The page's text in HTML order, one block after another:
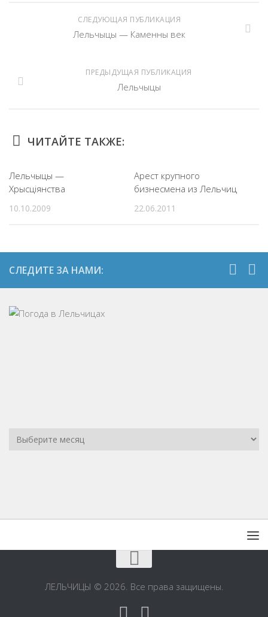
СЛЕДУЮЩАЯ ПУБЛИКАЦИЯ
Лельчыцы — Каменны век
ПРЕДЫДУЩАЯ ПУБЛИКАЦИЯ
Лельчыцы
ЧИТАЙТЕ ТАКЖЕ:
Лельчыцы —
Хрысцiянства
10.10.2009
Арест крупного
бизнесмена из Лельчиц
22.06.2011
СЛЕДИТЕ ЗА НАМИ:
ЛЕЛЬЧИЦЫ © 2026. Все права защищены.